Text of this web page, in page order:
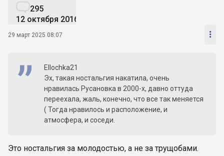
295
12 октября 2016
29 март 2025 08:07 
Ellochka21
Эх, такая ностальгия накатила, очень
нравилась Русановка в 2000-х, давно оттуда
переехала, жаль, конечно, что все так меняется
( Тогда нравилось и расположение, и
атмосфера, и соседи.
Это ностальгия за молодостью, а не за трущобами.